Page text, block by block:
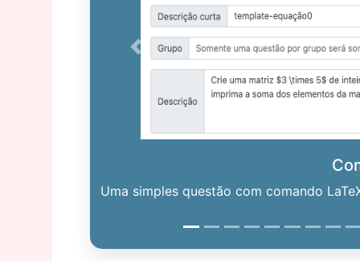
Uma simples questão com comando
Previous